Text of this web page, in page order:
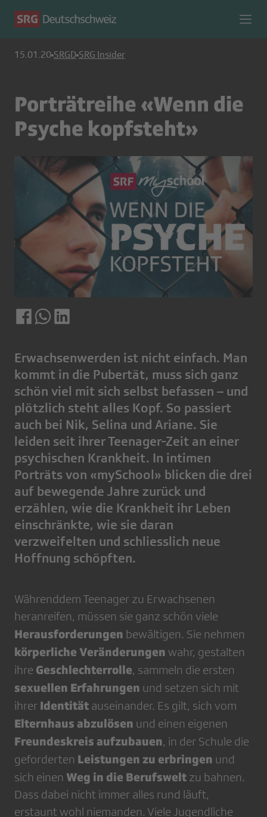
15.01.20 SRGD SRG Insider
Porträtreihe «Wenn die
Psyche kopfsteht»
Erwachsenwerden ist nicht einfach. Man
kommt in die Pubertät, muss sich ganz
schön viel mit sich selbst befassen – und
plötzlich steht alles Kopf. So passiert
auch bei Nik, Selina und Ariane. Sie
leiden seit ihrer Teenager-Zeit an einer
psychischen Krankheit. In intimen
Porträts von «mySchool» blicken die drei
auf bewegende Jahre zurück und
erzählen, wie die Krankheit ihr Leben
einschränkte, wie sie daran
verzweifelten und schliesslich neue
Hoffnung schöpften.
Währenddem Teenager zu Erwachsenen
heranreifen, müssen sie ganz schön viele
Herausforderungen bewältigen. Sie nehmen
körperliche Veränderungen wahr, gestalten
ihre Geschlechterrolle, sammeln die ersten
sexuellen Erfahrungen und setzen sich mit
ihrer Identität auseinander. Es gilt, sich vom
Elternhaus abzulösen und einen eigenen
Freundeskreis aufzubauen, in der Schule die
geforderten Leistungen zu erbringen und
sich einen Weg in die Berufswelt zu bahnen.
Dass dabei nicht immer alles rund läuft,
erstaunt wohl niemanden. Viele Jugendliche